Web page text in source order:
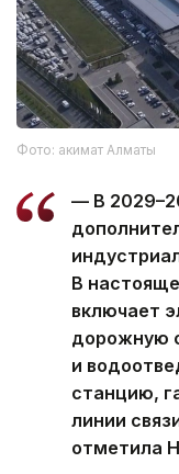
Фото: акимат Алматы
— В
В
включает
дорожную
и
станцию,
линии
отметила